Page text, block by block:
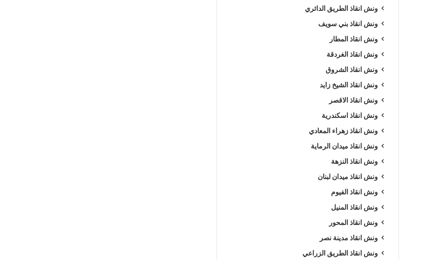
ونش انقاذ الطريق الدائري
ونش انقاذ بني سويف
ونش انقاذ المطار
ونش انقاذ الغردقة
ونش انقاذ الشروق
ونش انقاذ الشيخ زايد
ونش انقاذ الاقصر
ونش انقاذ اسكندرية
ونش انقاذ زهراء المعادي
ونش انقاذ ميدان الرماية
ونش انقاذ النزهة
ونش انقاذ ميدان لبنان
ونش انقاذ الفيوم
ونش انقاذ المنيل
ونش انقاذ المحور
ونش انقاذ مدينة نصر
ونش انقاذ الطريق الزراعي